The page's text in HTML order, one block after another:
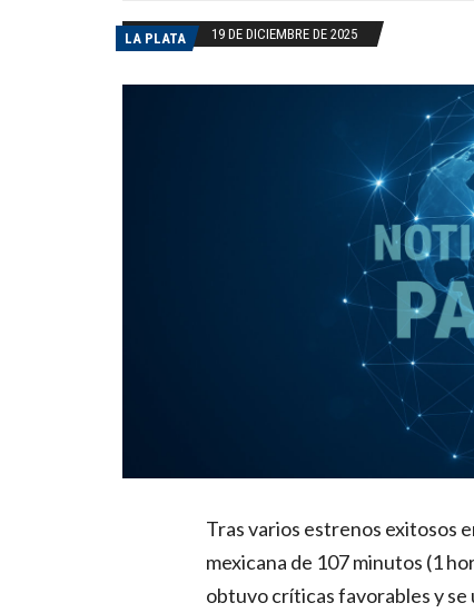
LA PLATA 19 DE DICIEMBRE DE 2025
Tras varios estrenos exitosos
mexicana de 107 minutos (1
obtuvo críticas favorables y